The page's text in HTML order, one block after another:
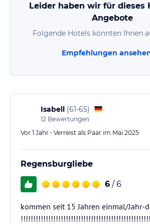
Leider haben wir für dieses
Angebote
Folgende Hotels könnten Ihnen
Empfehlungen
Isabell (61-65)
12 Bewertungen
Vor 1 Jahr • Verreist als Paar im Mai 2025
Regensburgliebe
6 / 6
kommen seit 15 Jahren einmal/Jahr-